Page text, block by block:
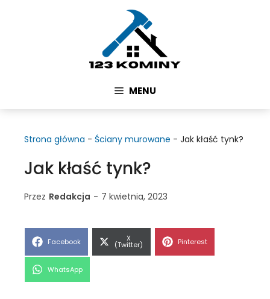
MENU
Strona główna - Ściany murowane - Jak kłaść tynk?
Jak kłaść tynk?
Przez Redakcja - 7 kwietnia, 2023
Share
Facebook Share
on
X
(Twitter) Share
Pinterest
Share
WhatsApp